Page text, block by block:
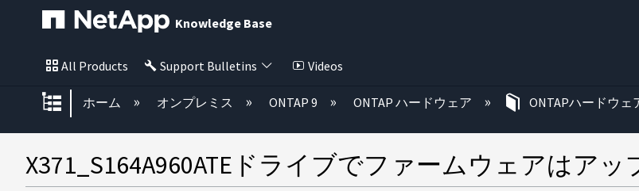
Knowledge Base
All Products Support Bulletins Videos
グローバル階層を展開/折りたたむ
ホーム オンプレミス ONTAP 9 ONTAP ハードウェア ONTAPハードウェ
X371_S164A960ATEドライブでファームウェアはア